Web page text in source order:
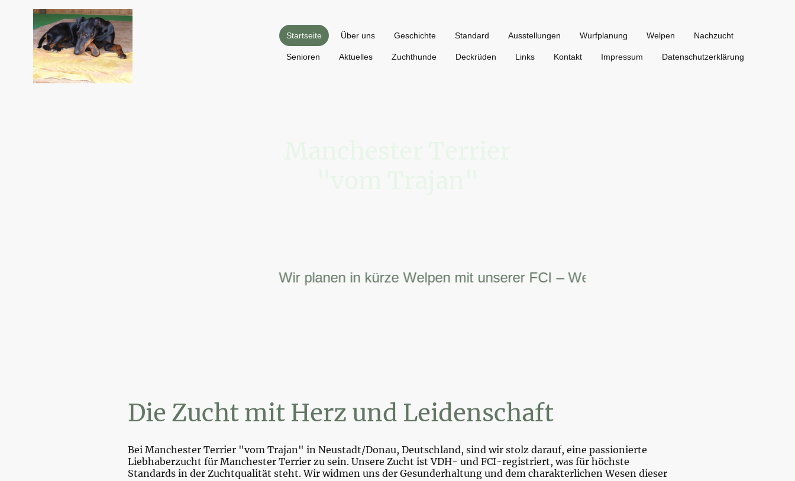
Startseite Über uns Geschichte Standard Ausstellungen Wurfplanung Welpen Nachzucht
Senioren Aktuelles Zuchthunde Deckrüden Links Kontakt Impressum Datenschutzerklärung
Wir planen in kürze Welpen mit unserer FCI – Weltsiegerin.
Die Zucht mit Herz und Leidenschaft
Bei Manchester Terrier "vom Trajan" in Neustadt/Donau, Deutschland, sind wir stolz darauf, eine passionierte
Liebhaberzucht für Manchester Terrier zu sein. Unsere Zucht ist VDH- und FCI-registriert, was für höchste
Standards in der Zuchtqualität steht. Wir widmen uns der Gesunderhaltung und dem charakterlichen Wesen dieser